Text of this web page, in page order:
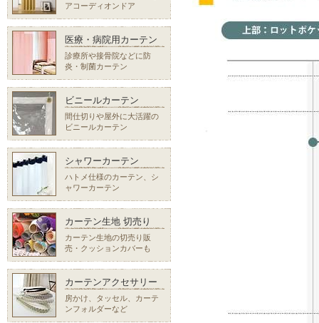
アコーディオンドア
医療・病院用カーテン
診療所や接骨院などに防
炎・制菌カーテン
ビニールカーテン
間仕切りや屋外に大活躍の
ビニールカーテン
シャワーカーテン
ハトメ仕様のカーテン、シ
ャワーカーテン
カーテン生地 切売り
カーテン生地の切売り販
売・クッションカバーも
カーテンアクセサリー
房かけ、タッセル、カーテ
ンフォルダーなど